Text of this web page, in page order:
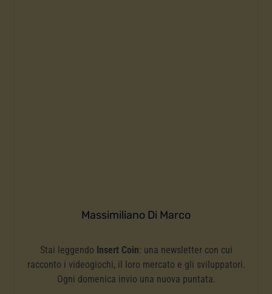
Massimiliano Di Marco
Stai leggendo Insert Coin: una newsletter con cui
racconto i videogiochi, il loro mercato e gli sviluppatori.
Ogni domenica invio una nuova puntata.